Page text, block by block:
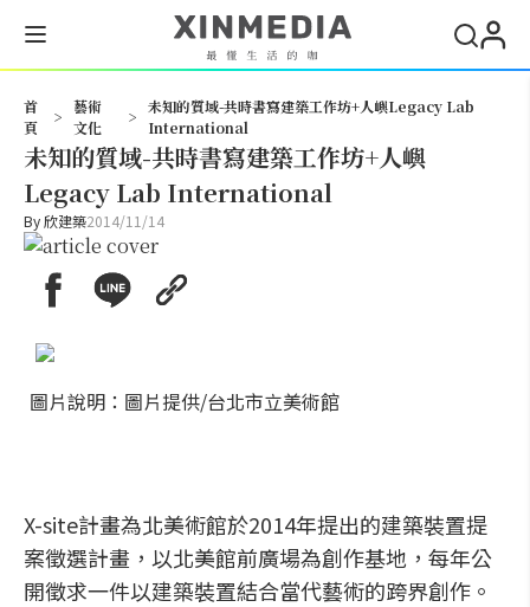
首
頁
>
藝術
文化
>
未知的質域-共時書寫建築工作坊+人嶼Legacy Lab
International
未知的質域-共時書寫建築工作坊+人嶼
Legacy Lab International
By欣建築2014/11/14
圖片說明：圖片提供/台北市立美術館
X-site計畫為北美術館於2014年提出的建築裝置提
案徵選計畫，以北美館前廣場為創作基地，每年公
開徵求一件以建築裝置結合當代藝術的跨界創作。